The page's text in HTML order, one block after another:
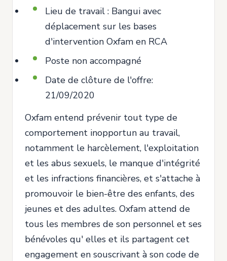
Lieu de travail : Bangui avec
déplacement sur les bases
d'intervention Oxfam en RCA
Poste non accompagné
Date de clôture de l'offre:
21/09/2020
Oxfam entend prévenir tout type de
comportement inopportun au travail,
notamment le harcèlement, l'exploitation
et les abus sexuels, le manque d'intégrité
et les infractions financières, et s'attache à
promouvoir le bien-être des enfants, des
jeunes et des adultes. Oxfam attend de
tous les membres de son personnel et ses
bénévoles qu' elles et ils partagent cet
engagement en souscrivant à son code de